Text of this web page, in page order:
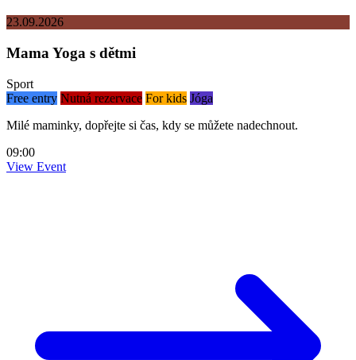
23.09.2026
Mama Yoga s dětmi
Sport
Free entry Nutná rezervace For kids Jóga
Milé maminky, dopřejte si čas, kdy se můžete nadechnout.
09:00
View Event